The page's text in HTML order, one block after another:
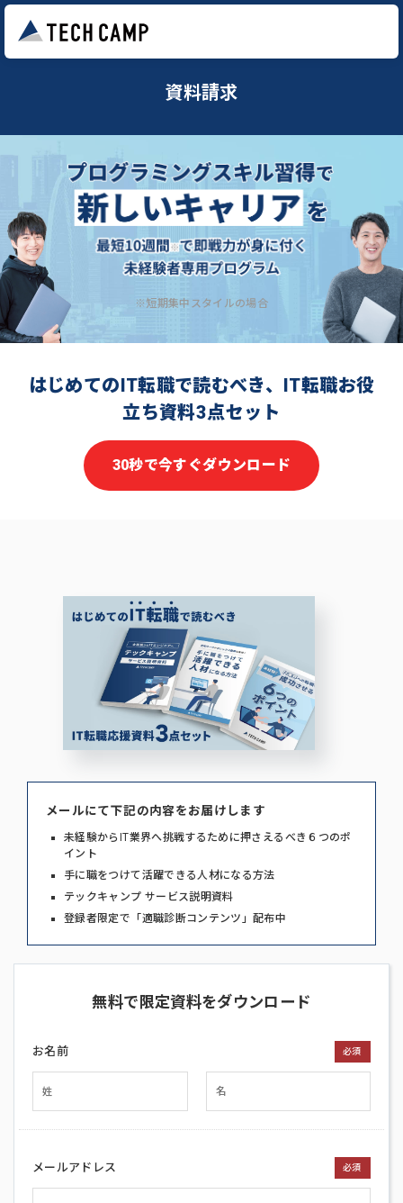
資料請求
※短期集中スタイルの場合
はじめてのIT転職で読むべき、IT転職お役
立ち資料3点セット
30秒で今すぐダウンロード
メールにて下記の内容をお届けします
未経験からIT業界へ挑戦するために押さえるべき６つのポ
イント
手に職をつけて活躍できる人材になる方法
テックキャンプ サービス説明資料
登録者限定で「適職診断コンテンツ」配布中
無料で限定資料をダウンロード
お名前 必須
メールアドレス 必須